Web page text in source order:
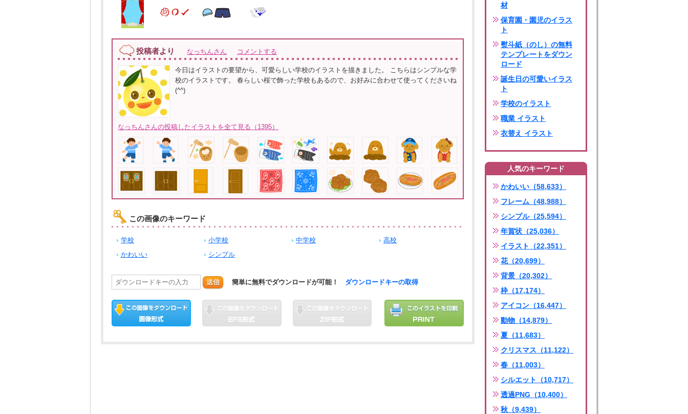
投稿者より なっちんさん コメントする
今日はイラストの要望から、可愛らしい学校のイラストを描きました。 こちらはシンプルな学
校のイラストです。 春らしい桜で飾った学校もあるので、お好みに合わせて使ってくださいね
(^^)
なっちんさんの投稿したイラストを全て見る（1395）
この画像のキーワード
学校 小学校 中学校
高校
かわいい
シンプル
送信 簡単に無料でダウンロードが可能！ ダウンロードキーの取得
材
保育園・園児のイラス
ト
熨斗紙（のし）の無料
テンプレートをダウン
ロード
誕生日の可愛いイラス
ト
学校のイラスト
職業 イラスト
衣替え イラスト
人気のキーワード
かわいい（58,633）
フレーム（48,988）
シンプル（25,594）
年賀状（25,036）
イラスト（22,351）
花（20,699）
背景（20,302）
枠（17,174）
アイコン（16,447）
動物（14,879）
夏（11,683）
クリスマス（11,122）
春（11,003）
シルエット（10,717）
透過PNG（10,400）
秋（9,439）